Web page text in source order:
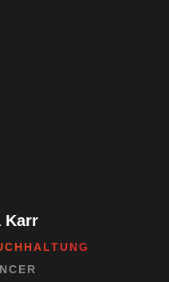
Karr